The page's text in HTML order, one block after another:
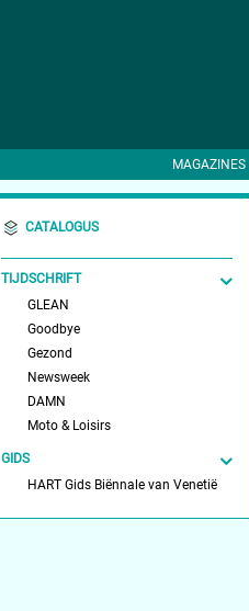
MAGAZINES
CATALOGUS
TIJDSCHRIFT
GLEAN
Goodbye
Gezond
Newsweek
DAMN
Moto & Loisirs
GIDS
HART Gids Biënnale van Venetië